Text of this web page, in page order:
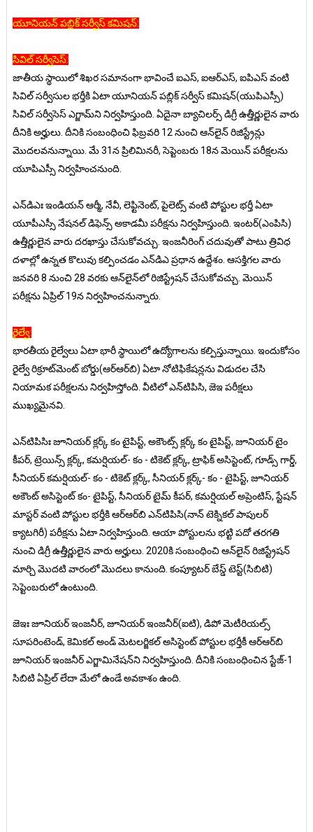
యూనియన్‌ పబ్లిక్‌ సర్వీస్‌ కమిషన్‌:
సివిల్‌ సర్వీసెస్‌:
జాతీయ స్థాయిలో శిఖర సమానంగా భావించే ఐఎస్‌, ఐఆర్‌ఎస్‌, ఐపిఎస్‌ వంటి
సివిల్‌ సర్వీసుల భర్తీకి ఏటా యూనియన్‌ పబ్లిక్‌ సర్వీస్‌ కమిషన్‌(యుపిఎస్సీ)
సివిల్‌ సర్వీసెస్‌ ఎగ్జామ్‌ని నిర్వహిస్తుంది. ఏదైనా బ్యాచిలర్స్‌ డిగ్రీ ఉత్తీర్ణులైన వారు
దీనికి అర్హులు. దీనికి సంబంధించి ఫిబ్రవరి 12 నుంచి ఆన్‌లైన్‌ రిజిస్ట్రేన్లు
మొదలవనున్నాయి. మే 31న ప్రిలిమినరీ, సెప్టెంబరు 18న మెయిన్‌ పరీక్షలను
యూపిఎస్సీ నిర్వహించనుంది.
ఎన్‌డిఎః ఇండియన్‌ ఆర్మీ, నేవీ, లెఫ్టినెంట్‌, పైలెట్స్‌ వంటి పోస్టుల భర్తీ ఏటా
యూపీఎస్సీ నేషనల్‌ డిఫెన్స్‌ అకాడమీ పరీక్షను నిర్వహిస్తుంది. ఇంటర్‌(ఎంపిసి)
ఉత్తీర్ణులైన వారు దరఖాస్తు చేసుకోవచ్చు. ఇంజనీరింగ్‌ చదువుతో పాటు త్రివిధ
దళాల్లో ఉన్నత కొలువు కల్పించడం ఎన్‌డిఎ ప్రధాన ఉద్దేశం. ఆసక్తిగల వారు
జనవరి 8 నుంచి 28 వరకు ఆన్‌లైన్‌లో రిజిస్ట్రేషన్‌ చేసుకోవచ్చు. మెయిన్‌
పరీక్షను ఏప్రిల్‌ 19న నిర్వహించనున్నారు.
రైల్వే:
భారతీయ రైల్వేలు ఏటా భారీ స్థాయిలో ఉద్యోగాలను కల్పిస్తున్నాయి. ఇందుకోసం
రైల్వే రిక్రూట్‌మెంట్‌ బోర్డు(ఆర్‌ఆర్‌బి) ఏటా నోటిఫికేషన్లను విడుదల చేసి
నియామక పరీక్షలను నిర్వహిస్తోంది. వీటిలో ఎన్‌టిపిసి, జెఇ పరీక్షలు
ముఖ్యమైనవి.
ఎన్‌టిపిసిః జూనియర్‌ క్లర్క్‌ కం టైపిస్ట్‌, అకౌంట్స్‌ క్లర్క్‌ కం టైపిస్ట్‌, జూనియర్‌ టైం
కీపర్‌, ట్రెయిన్స్‌ క్లర్క్‌, కమర్షియల్‌- కం - టికెట్‌ క్లర్క్‌, ట్రాఫిక్‌ అసిస్టెంట్‌, గూడ్స్‌ గార్డ్‌,
సీనియర్‌ కమర్షియల్‌- కం - టికెట్‌ క్లర్క్‌, సీనియర్‌ క్లర్క్‌- కం - టైపిస్ట్‌, జూనియర్‌
అకౌంట్‌ అసిస్టెంట్‌ కం- టైపిస్ట్‌, సీనియర్‌ టైమ్‌ కీపర్‌, కమర్షియల్‌ అప్రెంటిస్‌, స్టేషన్‌
మాస్టర్‌ వంటి పోస్టుల భర్తీకి ఆర్‌ఆర్‌బి ఎన్‌టిపిసి(నాన్‌ టెక్నికల్‌ పాపులర్‌
క్యాటగిరీ) పరీక్షను ఏటా నిర్వహిస్తుంది. ఆయా పోస్టులను భట్టి పదో తరగతి
నుంచి డిగ్రీ ఉత్తీర్ణులైన వారు అర్హులు. 2020కి సంబంధించి ఆన్‌లైన్‌ రిజిస్ట్రేషన్‌
మార్చి మొదటి వారంలో మొదలు కానుంది. కంప్యూటర్‌ బేస్డ్‌ టెస్ట్‌(సిబిటి)
సెప్టెంబరులో ఉంటుంది.
జెఇః జూనియర్‌ ఇంజనీర్‌, జూనియర్‌ ఇంజనీర్‌(ఐటి), డిపో మెటీరియల్స్‌
సూపరింటెండ్‌, కెమికల్‌ అండ్‌ మెటలర్జికల్‌ అసిస్టెంట్‌ పోస్టుల భర్తీకీ ఆర్‌ఆర్‌బి
జూనియర్‌ ఇంజనీర్‌ ఎగ్జామినేషన్‌ని నిర్వహిస్తుంది. దీనికి సంబంధించిన స్టేజ్‌-1
సిబిటి ఏప్రిల్‌ లేదా మేలో ఉండే అవకాశం ఉంది.